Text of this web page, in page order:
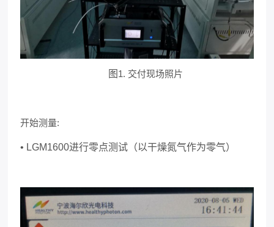
图 1. 交付现场照片
开始测量:
• LGM1600进行零点测试（以干燥氮气作为零气）